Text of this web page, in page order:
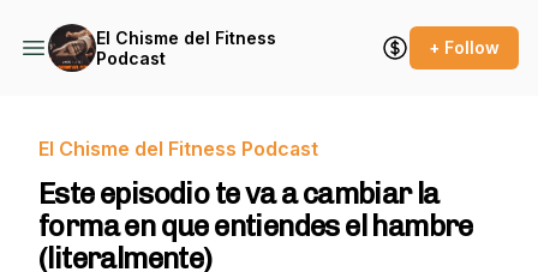
El Chisme del Fitness
Podcast
+ Follow
El Chisme del Fitness Podcast
Este episodio te va a cambiar la
forma en que entiendes el hambre
(literalmente)